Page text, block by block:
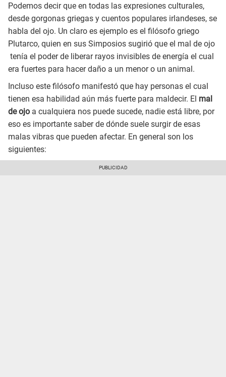
Podemos decir que en todas las expresiones culturales,
desde gorgonas griegas y cuentos populares irlandeses, se
habla del ojo. Un claro es ejemplo es el filósofo griego
Plutarco, quien en sus Simposios sugirió que el mal de ojo
tenía el poder de liberar rayos invisibles de energía el cual
era fuertes para hacer daño a un menor o un animal.
Incluso este filósofo manifestó que hay personas el cual
tienen esa habilidad aún más fuerte para maldecir. El mal
de ojo a cualquiera nos puede sucede, nadie está libre, por
eso es importante saber de dónde suele surgir de esas
malas vibras que pueden afectar. En general son los
siguientes: